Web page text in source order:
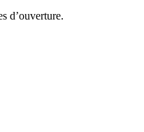
d’ouverture.